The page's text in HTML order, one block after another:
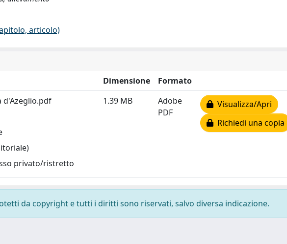
articolo)
Dimensione
Formato
d'Azeglio.pdf
privato/ristretto
1.39 MB
Adobe
PDF
Visualizza/Apri
Richiedi una copia
da copyright e tutti i diritti sono riservati, salvo diversa indicazione.